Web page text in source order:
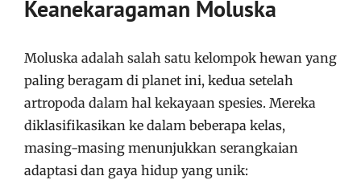
Keanekaragaman Moluska
Moluska adalah salah satu kelompok hewan yang
paling beragam di planet ini, kedua setelah
artropoda dalam hal kekayaan spesies. Mereka
diklasifikasikan ke dalam beberapa kelas,
masing-masing menunjukkan serangkaian
adaptasi dan gaya hidup yang unik: